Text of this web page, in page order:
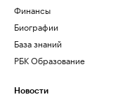
Финансы
Биографии
База знаний
РБК Образование
Новости